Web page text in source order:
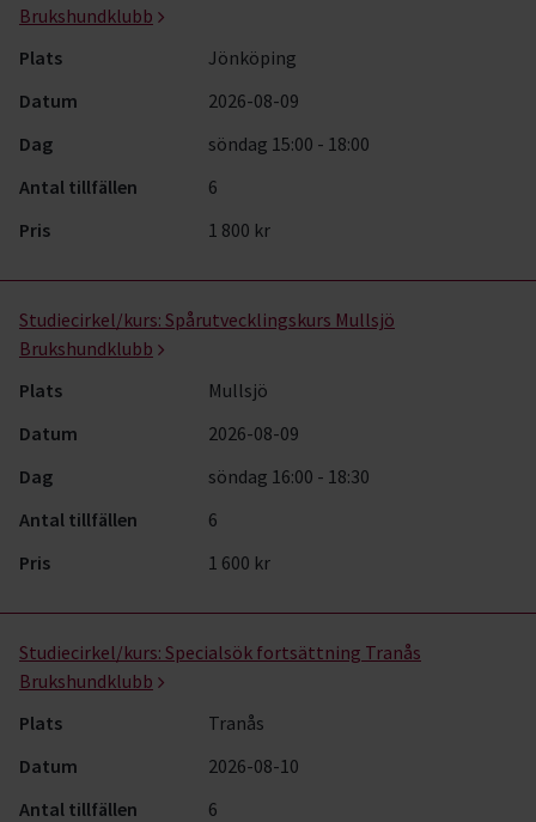
Brukshundklubb
Plats
Jönköping
Datum
2026-08-09
Dag
söndag 15:00 - 18:00
Antal tillfällen
6
Pris
1 800 kr
Studiecirkel/kurs: Spårutvecklingskurs Mullsjö
Brukshundklubb
Plats
Mullsjö
Datum
2026-08-09
Dag
söndag 16:00 - 18:30
Antal tillfällen
6
Pris
1 600 kr
Studiecirkel/kurs: Specialsök fortsättning Tranås
Brukshundklubb
Plats
Tranås
Datum
2026-08-10
Antal tillfällen
6